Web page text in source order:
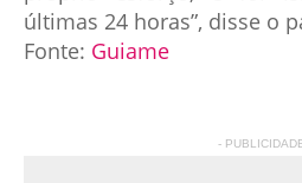
últimas 24 horas”, disse o
Fonte: Guiame
-